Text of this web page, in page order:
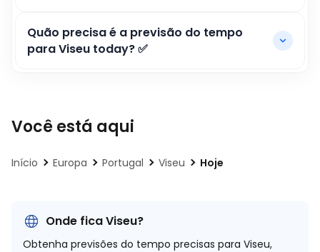
Quão precisa é a previsão do tempo
para Viseu today? ✅
Você está aqui
Início Europa Portugal Viseu Hoje
Onde fica Viseu?
Obtenha previsões do tempo precisas para Viseu,